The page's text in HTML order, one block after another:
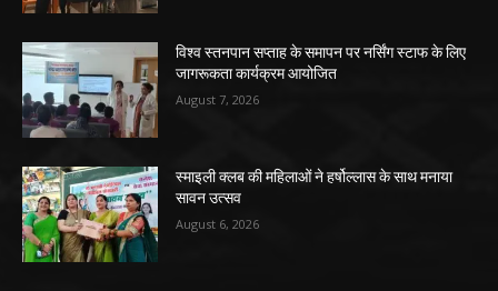
विश्व स्तनपान सप्ताह के समापन पर नर्सिंग स्टाफ के लिए
जागरूकता कार्यक्रम आयोजित
August 7, 2026
स्माइली क्लब की महिलाओं ने हर्षोल्लास के साथ मनाया
सावन उत्सव
August 6, 2026